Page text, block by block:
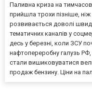
Паливна криза на
прийшла трохи пізніше,
розвивається доволі
тематичних каналів у
десь у березні, коли ЗСУ
нафтопереробну галузь
стали вишиковуватися
продаж бензину. Ціни на